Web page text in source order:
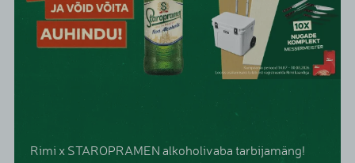
Rimi x STAROPRAMEN alkoholivaba tarbijamäng!